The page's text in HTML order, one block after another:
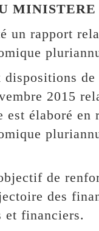
MINISTERE
un rapport
dispositions
2015
est élaboré
de
des
et financiers.